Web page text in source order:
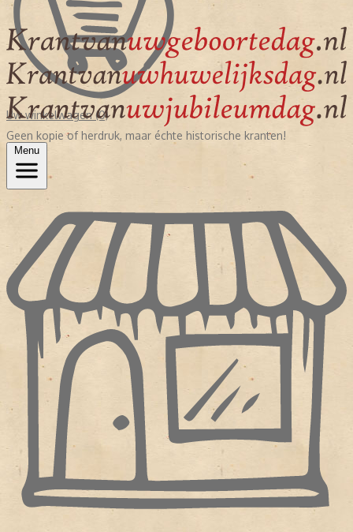
Uw winkelwagen (0)
Geen kopie of herdruk, maar échte historische kranten!
Menu